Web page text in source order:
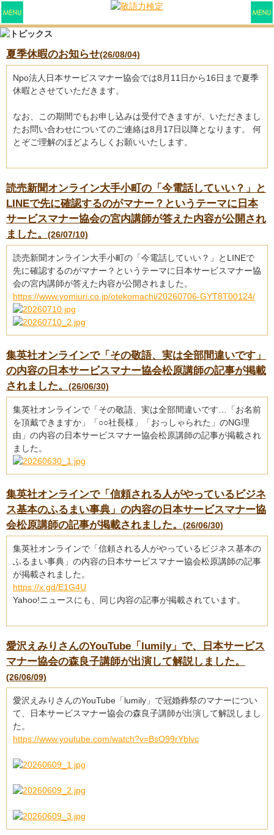
夏季休暇のお知らせ(26/08/04)
Npo法人日本サービスマナー協会では8月11日から16日まで夏季
休暇とさせていただきます。
なお、この期間でもお申し込みは受付できますが、いただきまし
たお問い合わせについてのご連絡は8月17日以降となります。 何
とぞご理解のほどよろしくお願いいたします。
読売新聞オンライン大手小町の「今電話していい？」と
LINEで先に確認するのがマナー？というテーマに日本
サービスマナー協会の宮内講師が答えた内容が公開され
ました。 (26/07/10)
読売新聞オンライン大手小町の「今電話していい？」とLINEで
先に確認するのがマナー？というテーマに日本サービスマナー協
会の宮内講師が答えた内容が公開されました。
https://www.yomiuri.co.jp/otekomachi/20260706-GYT8T00124/
集英社オンラインで「その敬語、実は全部間違いです」
の内容の日本サービスマナー協会松原講師の記事が掲載
されました。 (26/06/30)
集英社オンラインで「その敬語、実は全部間違いです…「お名前
を頂戴できますか」「○○社長様」「おっしゃられた」のNG理
由」の内容の日本サービスマナー協会松原講師の記事が掲載され
ました。
集英社オンラインで「信頼される人がやっているビジネ
ス基本のふるまい事典」の内容の日本サービスマナー協
会松原講師の記事が掲載されました。 (26/06/30)
集英社オンラインで「信頼される人がやっているビジネス基本の
ふるまい事典」の内容の日本サービスマナー協会松原講師の記事
が掲載されました。
https://x.gd/E1G4U
Yahoo!ニュースにも、同じ内容の記事が掲載されています。
愛沢えみりさんのYouTube「lumily」で、日本サービス
マナー協会の森良子講師が出演して解説しました。
(26/06/09)
愛沢えみりさんのYouTube「lumily」で冠婚葬祭のマナーについ
て、日本サービスマナー協会の森良子講師が出演して解説しまし
た。
https://www.youtube.com/watch?v=BsO99rYblvc